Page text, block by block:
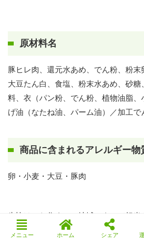
原材料名
豚ヒレ肉、還元水あめ、でん粉、粉末
大豆たん白、食塩、粉末水あめ、砂
料、衣（パン粉、でん粉、植物油脂、
げ油（なたね油、パーム油）／加工で
商品に含まれるアレルギー物
卵・小麦・大豆・豚肉
生協は、お住まいの地域によって担当
意してください。
メニュー ホーム シェア